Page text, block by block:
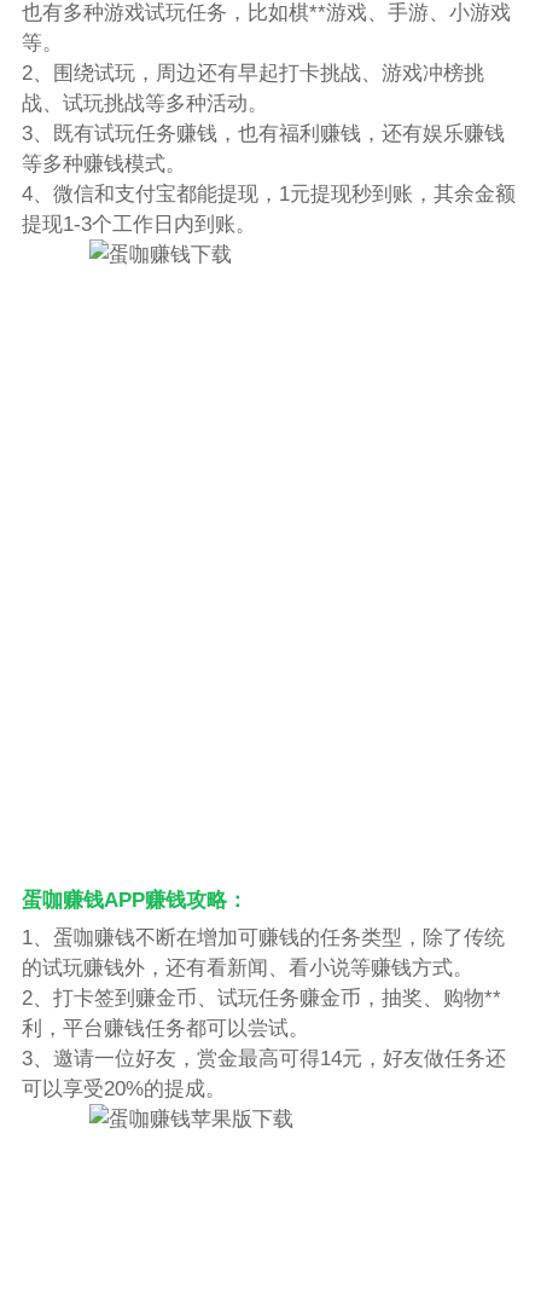
也有多种游戏试玩任务，比如棋**游戏、手游、小游戏
等。
2、围绕试玩，周边还有早起打卡挑战、游戏冲榜挑
战、试玩挑战等多种活动。
3、既有试玩任务赚钱，也有福利赚钱，还有娱乐赚钱
等多种赚钱模式。
4、微信和支付宝都能提现，1元提现秒到账，其余金额
提现1-3个工作日内到账。
蛋咖赚钱APP赚钱攻略：
1、蛋咖赚钱不断在增加可赚钱的任务类型，除了传统
的试玩赚钱外，还有看新闻、看小说等赚钱方式。
2、打卡签到赚金币、试玩任务赚金币，抽奖、购物**
利，平台赚钱任务都可以尝试。
3、邀请一位好友，赏金最高可得14元，好友做任务还
可以享受20%的提成。